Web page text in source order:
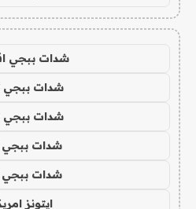
شدات ببجي
شدات ببجي
شدات ببجي
شدات ببجي
شدات ببجي
ايتونز